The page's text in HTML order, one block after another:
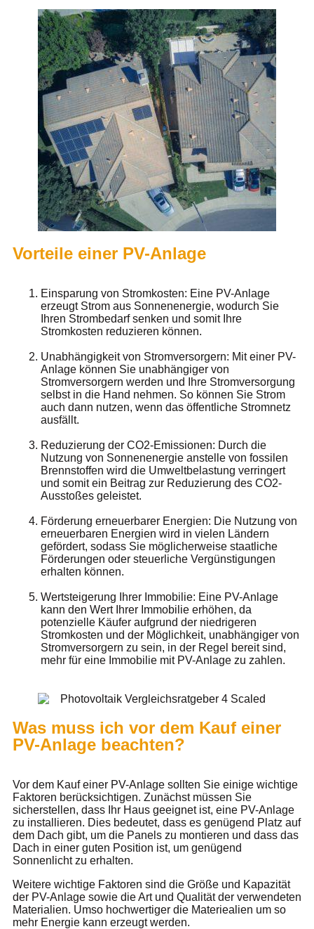
Vorteile einer PV-Anlage
Einsparung von Stromkosten: Eine PV-Anlage
erzeugt Strom aus Sonnenenergie, wodurch Sie
Ihren Strombedarf senken und somit Ihre
Stromkosten reduzieren können.
Unabhängigkeit von Stromversorgern: Mit einer PV-
Anlage können Sie unabhängiger von
Stromversorgern werden und Ihre Stromversorgung
selbst in die Hand nehmen. So können Sie Strom
auch dann nutzen, wenn das öffentliche Stromnetz
ausfällt.
Reduzierung der CO2-Emissionen: Durch die
Nutzung von Sonnenenergie anstelle von fossilen
Brennstoffen wird die Umweltbelastung verringert
und somit ein Beitrag zur Reduzierung des CO2-
Ausstoßes geleistet.
Förderung erneuerbarer Energien: Die Nutzung von
erneuerbaren Energien wird in vielen Ländern
gefördert, sodass Sie möglicherweise staatliche
Förderungen oder steuerliche Vergünstigungen
erhalten können.
Wertsteigerung Ihrer Immobilie: Eine PV-Anlage
kann den Wert Ihrer Immobilie erhöhen, da
potenzielle Käufer aufgrund der niedrigeren
Stromkosten und der Möglichkeit, unabhängiger von
Stromversorgern zu sein, in der Regel bereit sind,
mehr für eine Immobilie mit PV-Anlage zu zahlen.
Was muss ich vor dem Kauf einer
PV-Anlage beachten?
Vor dem Kauf einer PV-Anlage sollten Sie einige wichtige
Faktoren berücksichtigen. Zunächst müssen Sie
sicherstellen, dass Ihr Haus geeignet ist, eine PV-Anlage
zu installieren. Dies bedeutet, dass es genügend Platz auf
dem Dach gibt, um die Panels zu montieren und dass das
Dach in einer guten Position ist, um genügend
Sonnenlicht zu erhalten.
Weitere wichtige Faktoren sind die Größe und Kapazität
der PV-Anlage sowie die Art und Qualität der verwendeten
Materialien. Umso hochwertiger die Materiealien um so
mehr Energie kann erzeugt werden.